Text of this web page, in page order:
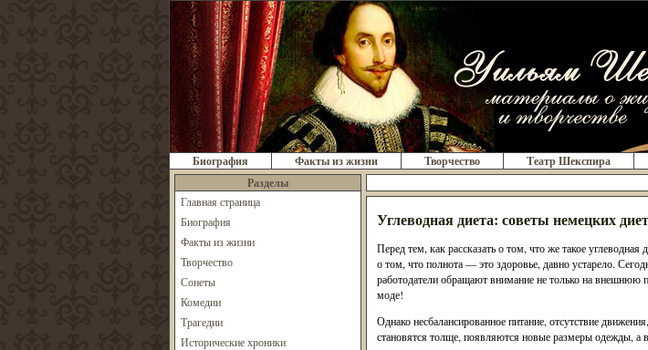
Биография Факты из жизни Творчество Театр Шекспира
Разделы
Главная страница
Биография
Факты из жизни
Творчество
Сонеты
Комедии
Трагедии
Исторические хроники
Углеводная диета: советы немецких
Перед тем, как рассказать о том, что же такое
о том, что полнота — это здоровье, давно устарело.
работодатели обращают внимание не только на внешнюю
моде!
Однако несбалансированное питание, отсутствие
становятся толще, появляются новые размеры одежды, а